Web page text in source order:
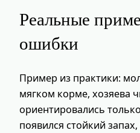
Реальные
ошибки
Пример из практики:
мягком корме, хозяева
ориентировались
появился стойкий